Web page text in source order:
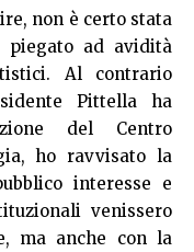
non è certo stata
ad avidità
Al contrario
Pittella ha
del Centro
ho ravvisato la
interesse e
venissero
ma anche con la